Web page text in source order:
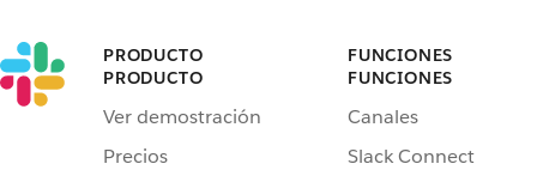
PRODUCTO
PRODUCTO
Ver demostración
Precios
FUNCIONES
FUNCIONES
Canales
Slack Connect